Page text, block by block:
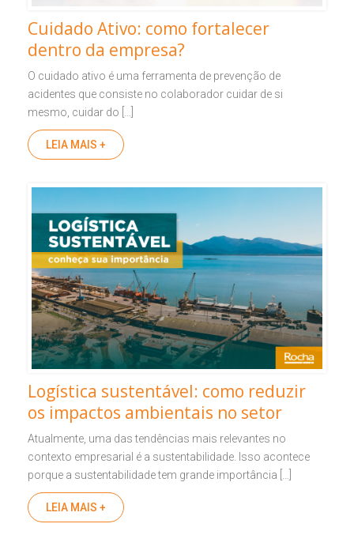
Cuidado Ativo: como fortalecer
dentro da empresa?
O cuidado ativo é uma ferramenta de prevenção de
acidentes que consiste no colaborador cuidar de si
mesmo, cuidar do […]
LEIA MAIS +
Logística sustentável: como reduzir
os impactos ambientais no setor
Atualmente, uma das tendências mais relevantes no
contexto empresarial é a sustentabilidade. Isso acontece
porque a sustentabilidade tem grande importância […]
LEIA MAIS +